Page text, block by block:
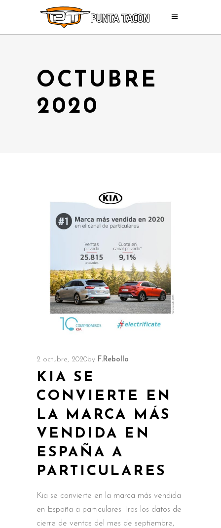
OCTUBRE
2020
2 octubre, 2020by F.Rebollo
KIA SE
CONVIERTE EN
LA MARCA MÁS
VENDIDA EN
ESPAÑA A
PARTICULARES
Kia se convierte en la marca más vendida
en España a particulares Tras los datos de
cierre de ventas del mes de septiembre,